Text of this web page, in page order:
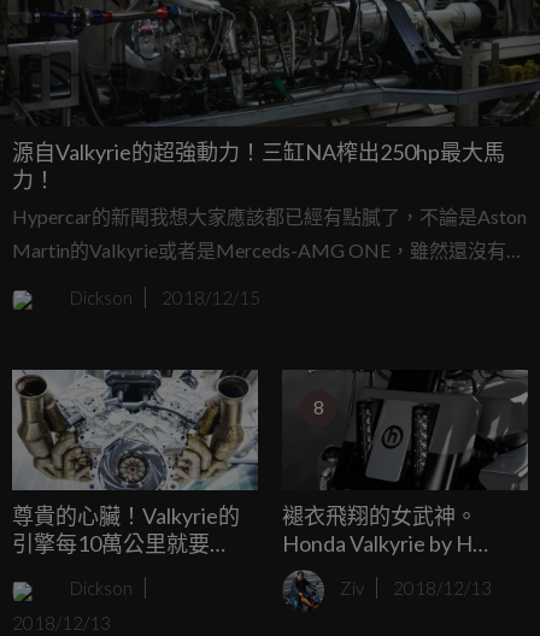
源自Valkyrie的超強動力！三缸NA榨出250hp最大馬
力！
Hypercar的新聞我想大家應該都已經有點膩了，不論是Aston
Martin的Valkyrie或者是Merceds-AMG ONE，雖然還沒有看
到實車，但他們的超強動力已經讓大家瘋狂，現在Aston
Martin將要把其動力心臟用在其他地方，不過並不是完整的
Dickson 2018/12/15
尊貴的心臟！Valkyrie的
引擎每10萬公里就要
Dickson
2018/12/13
8
褪衣飛翔的女武神。
Honda Valkyrie by H
Garage
Ziv 2018/12/13